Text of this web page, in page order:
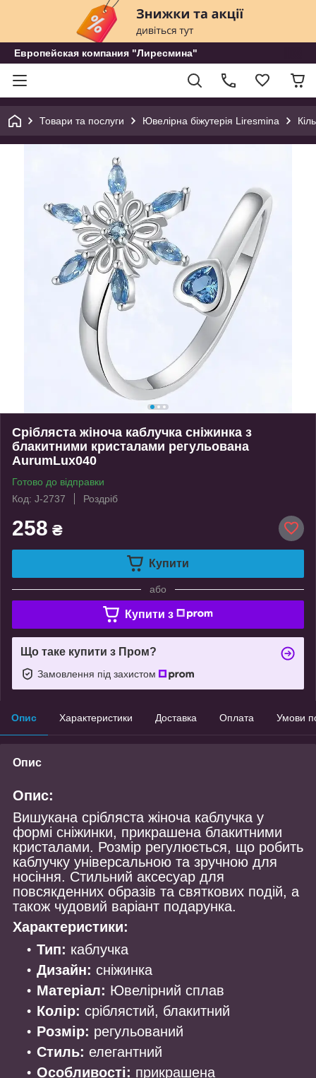
Европейская компания "Лиресмина"
Товари та послуги Ювелірна біжутерія Liresmina
Срібляста жіноча каблучка сніжинка з
блакитними кристалами регульована
AurumLux040
Готово до відправки
Код: J-2737
Роздріб
258 ₴
Купити
або
Купити з
Що таке купити з Пром?
Замовлення під захистом
Опис Характеристики Доставка Оплата Умови
Опис
Опис:
Вишукана срібляста жіноча каблучка у
формі сніжинки, прикрашена блакитними
кристалами. Розмір регулюється, що робить
каблучку універсальною та зручною для
носіння. Стильний аксесуар для
повсякденних образів та святкових подій, а
також чудовий варіант подарунка.
Характеристики:
Тип: каблучка
Дизайн: сніжинка
Матеріал: Ювелірний сплав
Колір: сріблястий, блакитний
Розмір: регульований
Стиль: елегантний
Особливості: прикрашена